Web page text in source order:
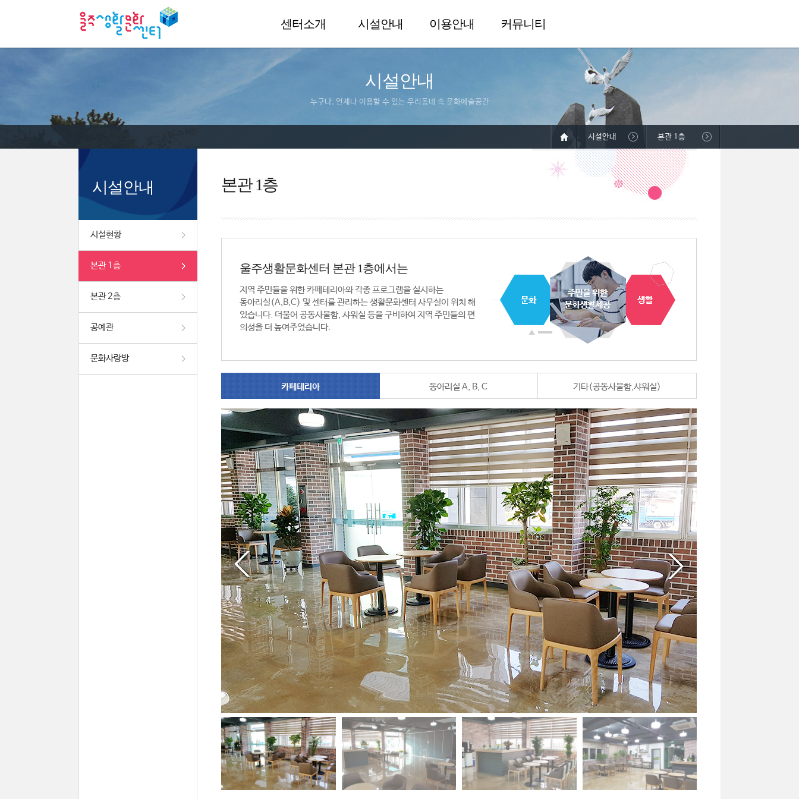
센터소개 시설안내 이용안내 커뮤니티
시설안내
누구나, 언제나 이용할 수 있는 우리동네 속 문화예술공간
시설안내
시설현황
본관 1층
본관 2층
공예관
문화사랑방
시설안내 본관 1층
본관 1층
울주생활문화센터 본관 1층에서는
지역 주민들을 위한 카페테리아와 각종 프로그램을 실시하는
동아리실(A,B,C) 및 센터를 관리하는 생활문화센터 사무실이 위치 해
있습니다. 더불어 공동사물함, 샤워실 등을 구비하여 지역 주민들의 편
의성을 더 높여주었습니다.
카페테리아 동아리실 A, B, C 기타(공동사물함,샤워실)